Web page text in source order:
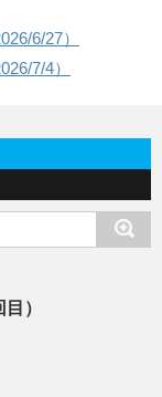
6/27）
7/4）
）